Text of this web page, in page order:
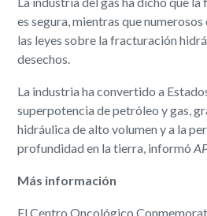
es segura, mientras que
las leyes sobre la fracturación
desechos.
La industria ha convertido a
superpotencia de petróleo y gas,
hidráulica de alto volumen y a la
profundidad en la tierra, informó
Más información
El Centro Oncológico